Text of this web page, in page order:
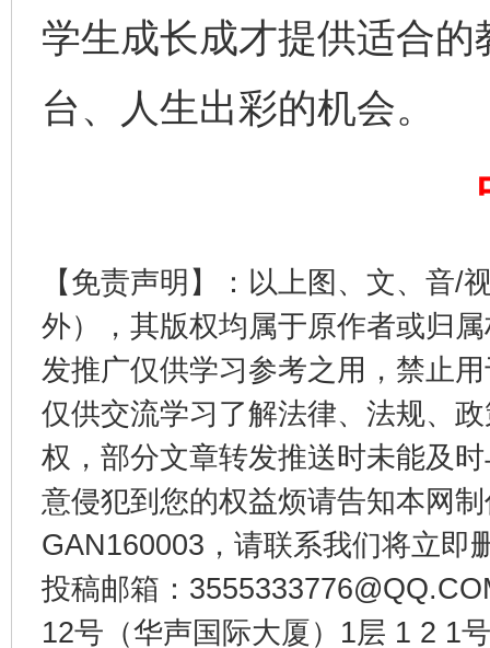
学生成长成才提供适合
台、人生出彩的机会。
【免责声明】：以上图、文、音/
外），其版权均属于原作者或归
发推广仅供学习参考之用，禁止
仅供交流学习了解法律、法规、
权，部分文章转发推送时未能及
意侵犯到您的权益烦请告知本网
GAN160003，请联系我们将立即
投稿邮箱：
12号（华声国际大厦）1层 1 2 1
公平竞争审查“十大案例”出炉！ 一纸欠